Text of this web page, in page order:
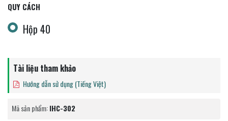
QUY CÁCH
Hộp 40
Tài liệu tham khảo
Hướng dẫn sử dụng (Tiếng Việt)
Mã sản phẩm:IHC-302